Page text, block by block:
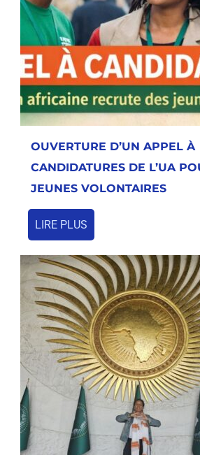
OUVERTURE D’UN APPEL À
CANDIDATURES DE L’UA
JEUNES VOLONTAIRES
LIRE PLUS